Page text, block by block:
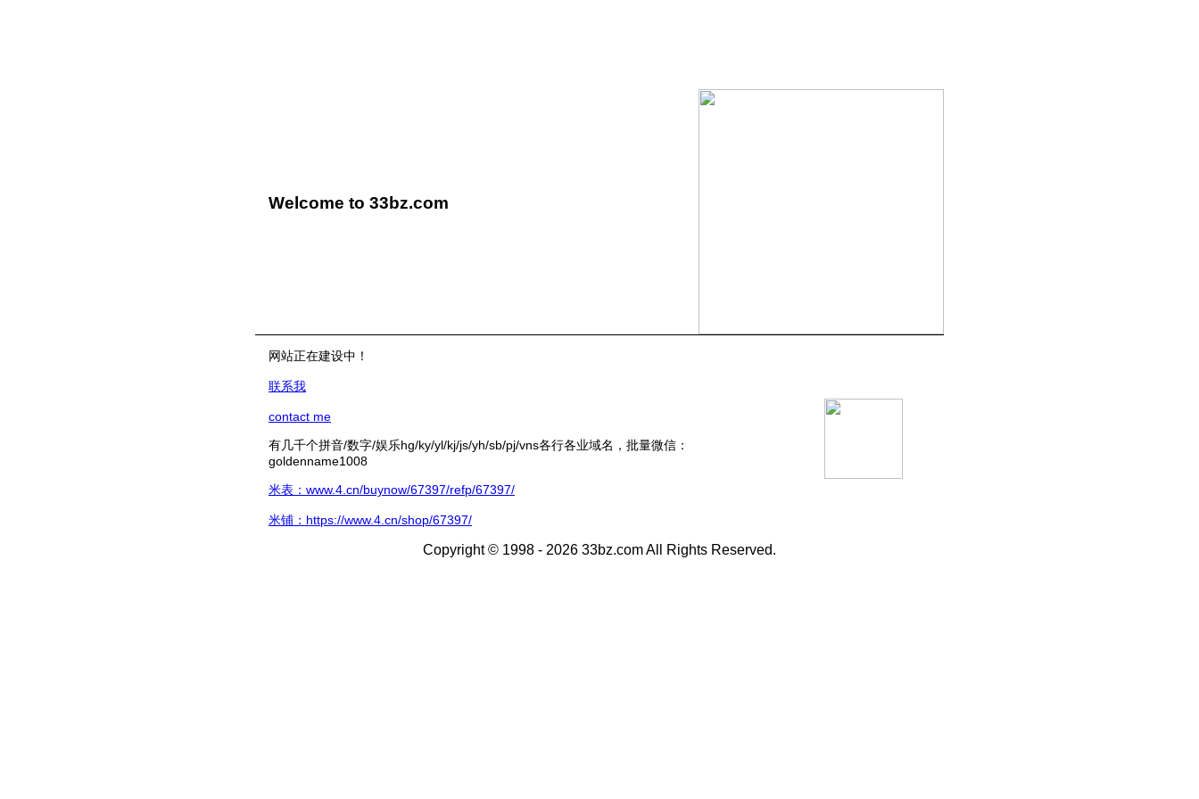
Welcome to 33bz.com
网站正在建设中！
联系我
contact me
有几千个拼音/数字/娱乐hg/ky/yl/kj/js/yh/sb/pj/vns各行各业域名，批量微信：
goldenname1008
米表：www.4.cn/buynow/67397/refp/67397/
米铺：https://www.4.cn/shop/67397/
Copyright © 1998 - 2026 33bz.com All Rights Reserved.